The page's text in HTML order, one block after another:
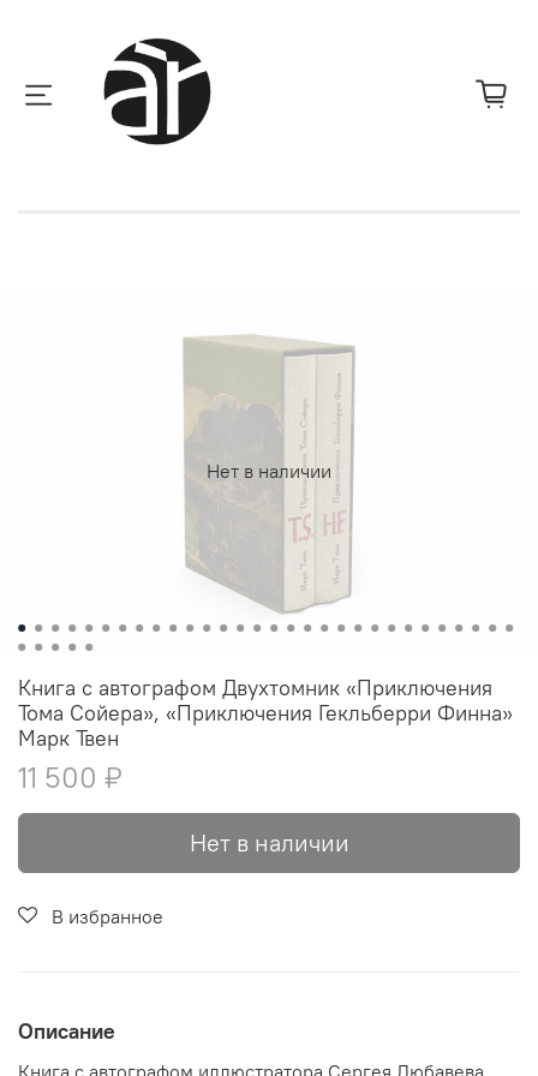
Нет в наличии
Книга с автографом Двухтомник «Приключения
Тома Сойера», «Приключения Гекльберри Финна»
Марк Твен
11 500 ₽
Нет в наличии
В избранное
Описание
Книга с автографом иллюстратора Сергея Любавева.